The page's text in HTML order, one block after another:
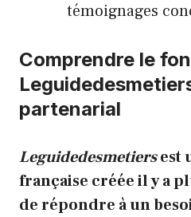
témoignages
Comprendre le
partenarial
Leguidedesmetiersest
française créée il y a
de répondre à un